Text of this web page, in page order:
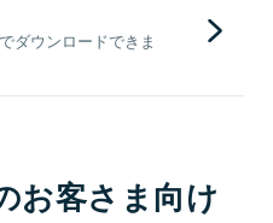
ダウンロードできま
お客さま向け